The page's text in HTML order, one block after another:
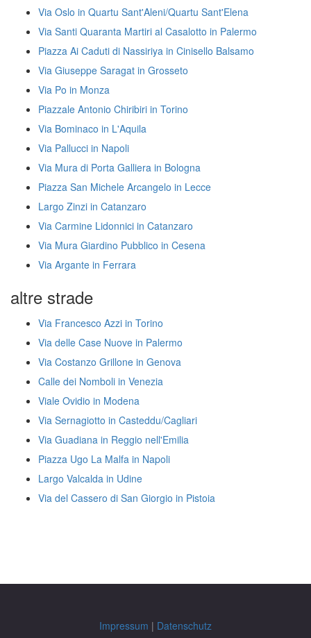
Via Oslo in Quartu Sant'Aleni/Quartu Sant'Elena
Via Santi Quaranta Martiri al Casalotto in Palermo
Piazza Ai Caduti di Nassiriya in Cinisello Balsamo
Via Giuseppe Saragat in Grosseto
Via Po in Monza
Piazzale Antonio Chiribiri in Torino
Via Bominaco in L'Aquila
Via Pallucci in Napoli
Via Mura di Porta Galliera in Bologna
Piazza San Michele Arcangelo in Lecce
Largo Zinzi in Catanzaro
Via Carmine Lidonnici in Catanzaro
Via Mura Giardino Pubblico in Cesena
Via Argante in Ferrara
altre strade
Via Francesco Azzi in Torino
Via delle Case Nuove in Palermo
Via Costanzo Grillone in Genova
Calle dei Nomboli in Venezia
Viale Ovidio in Modena
Via Sernagiotto in Casteddu/Cagliari
Via Guadiana in Reggio nell'Emilia
Piazza Ugo La Malfa in Napoli
Largo Valcalda in Udine
Via del Cassero di San Giorgio in Pistoia
Impressum | Datenschutz